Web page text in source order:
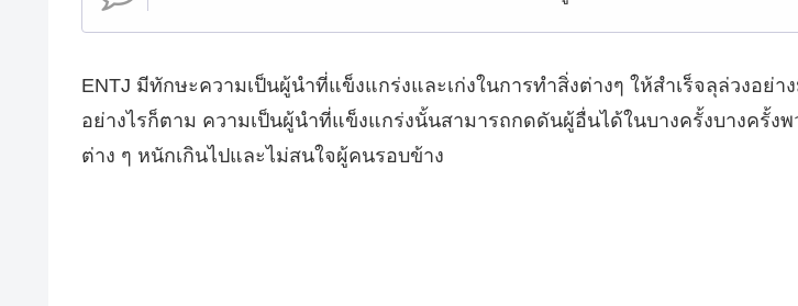
ENTJ มีทักษะความเป็นผู้นำที่แข็งแกร่งและเก่งในการทำสิ่งต่างๆ ให้สำเร็จลุล่วงอย่า
อย่างไรก็ตาม ความเป็นผู้นำที่แข็งแกร่งนั้นสามารถกดดันผู้อื่นได้ในบางครั้งบางครั้งพ
ต่าง ๆ หนักเกินไปและไม่สนใจผู้คนรอบข้าง